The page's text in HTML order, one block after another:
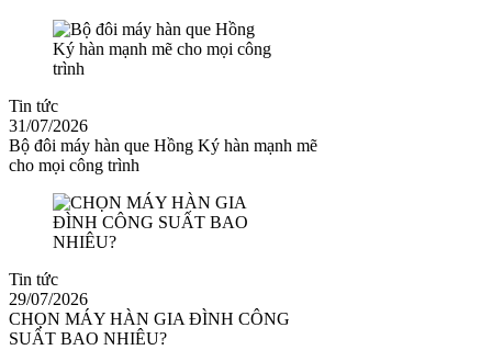
Tin tức
31/07/2026
Bộ đôi máy hàn que Hồng Ký hàn mạnh mẽ
cho mọi công trình
Tin tức
29/07/2026
CHỌN MÁY HÀN GIA ĐÌNH CÔNG
SUẤT BAO NHIÊU?